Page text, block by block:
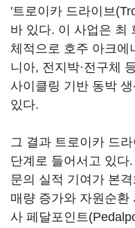
'트로이카 드라이브
바 있다. 이 사업은 최
체적으로 호주 아크에
니아, 전지박·전구체
사이클링 기반 동박
있다.
그 결과 트로이카 드
단계로 들어서고 있
문의 실적 기여가 본
매량 증가와 자원순환
사 페달포인트